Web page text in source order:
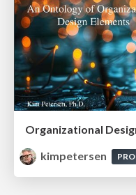
kimpetersen
PRO